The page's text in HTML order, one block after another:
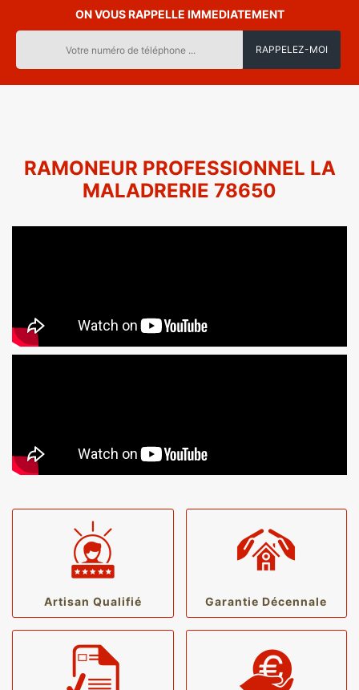
ON VOUS RAPPELLE IMMEDIATEMENT
RAMONEUR PROFESSIONNEL LA
MALADRERIE 78650
Artisan Qualifié Garantie Décennale